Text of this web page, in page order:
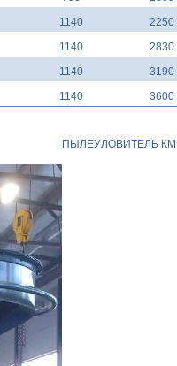
1140
2250
1140
2830
1140
3190
1140 3600
ПЫЛЕУЛОВИТЕЛЬ КМП